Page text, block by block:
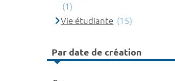
(1)
Vie étudiante (15)
Par date de création